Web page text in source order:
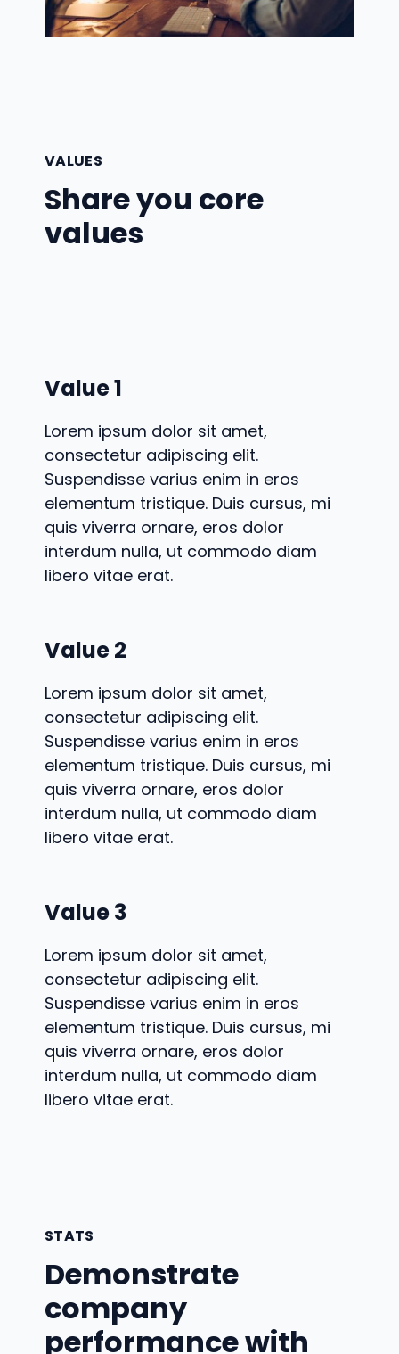
VALUES
Share you core
values
Value 1
Lorem ipsum dolor sit amet,
consectetur adipiscing elit.
Suspendisse varius enim in eros
elementum tristique. Duis cursus, mi
quis viverra ornare, eros dolor
interdum nulla, ut commodo diam
libero vitae erat.
Value 2
Lorem ipsum dolor sit amet,
consectetur adipiscing elit.
Suspendisse varius enim in eros
elementum tristique. Duis cursus, mi
quis viverra ornare, eros dolor
interdum nulla, ut commodo diam
libero vitae erat.
Value 3
Lorem ipsum dolor sit amet,
consectetur adipiscing elit.
Suspendisse varius enim in eros
elementum tristique. Duis cursus, mi
quis viverra ornare, eros dolor
interdum nulla, ut commodo diam
libero vitae erat.
STATS
Demonstrate
company
performance with